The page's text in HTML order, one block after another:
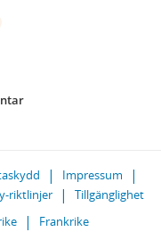
Impressum
riktlinjer
Tillgänglighet
Frankrike